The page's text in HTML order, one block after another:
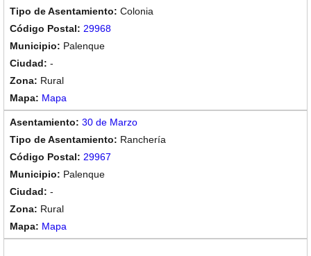
Colonia
29968
Palenque
-
Rural
Mapa
30 de Marzo
Ranchería
29967
Palenque
-
Rural
Mapa